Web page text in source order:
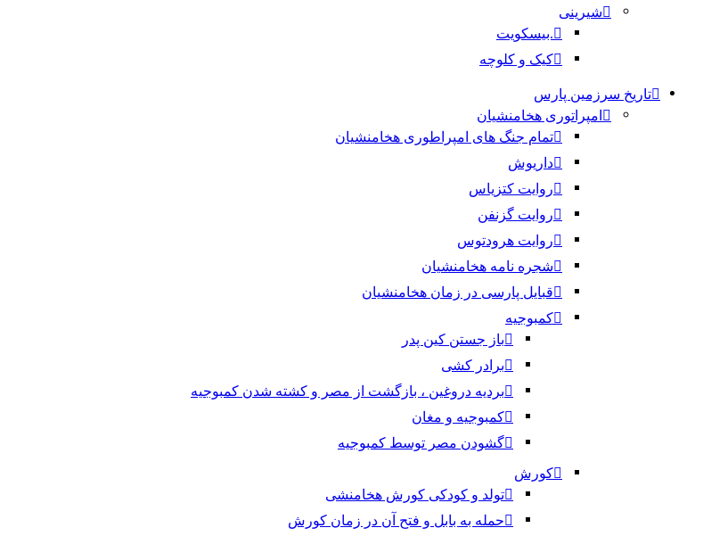
شیرینی
.بیسکویت
کیک و کلوچه
تاریخ سرزمین پارس
امپراتوری هخامنشیان
تمام جنگ های امپراطوری هخامنشیان
داریوش
روایت کتزیاس
روایت گزنفن
روایت هرودتوس
شجره نامه هخامنشیان
قبایل پارسی در زمان هخامنشیان
کمبوجیه
باز جستن کین پدر
برادر کشی
بردیه دروغین ، بازگشت از مصر و کشته شدن کمبوجیه
کمبوجیه و مغان
گشودن مصر توسط کمبوجیه
کورش
تولد و کودکی کورش هخامنشی
حمله به بابل و فتح آن در زمان کورش